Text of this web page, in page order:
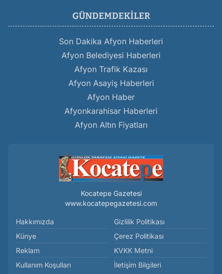
GÜNDEMDEKILER
Son Dakika Afyon Haberleri
Afyon Belediyesi Haberleri
Afyon Trafik Kazası
Afyon Asayiş Haberleri
Afyon Haber
Afyonkarahisar Haberleri
Afyon Altın Fiyatları
Kocatepe Gazetesi
www.kocatepegazetesi.com
Hakkımızda
Künye
Reklam
Kullanım Koşulları
Gizlilik Politikası
Çerez Politikası
KVKK Metni
İletişim Bilgileri